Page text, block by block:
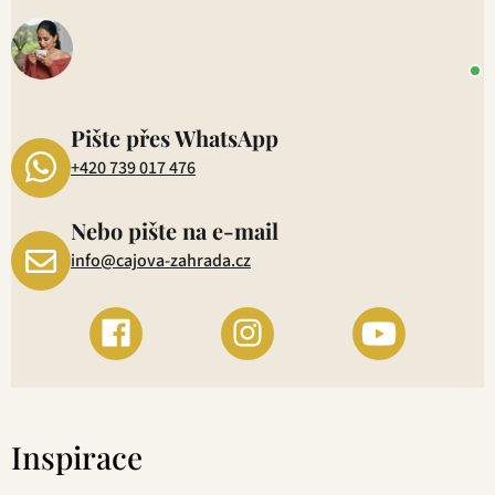
Pište přes WhatsApp
+420 739 017 476
Nebo pište na e-mail
info@cajova-zahrada.cz
Inspirace